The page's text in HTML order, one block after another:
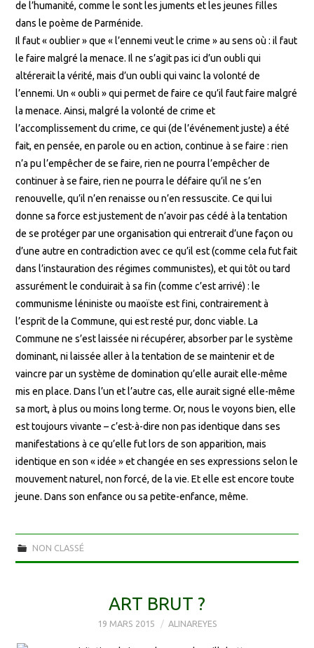
de l’humanité, comme le sont les juments et les jeunes filles
dans le poème de Parménide.
Il faut « oublier » que « l’ennemi veut le crime » au sens où : il faut
le faire malgré la menace. Il ne s’agit pas ici d’un oubli qui
altérerait la vérité, mais d’un oubli qui vainc la volonté de
l’ennemi. Un « oubli » qui permet de faire ce qu’il faut faire malgré
la menace. Ainsi, malgré la volonté de crime et
l’accomplissement du crime, ce qui (de l’événement juste) a été
fait, en pensée, en parole ou en action, continue à se faire : rien
n’a pu l’empêcher de se faire, rien ne pourra l’empêcher de
continuer à se faire, rien ne pourra le défaire qu’il ne s’en
renouvelle, qu’il n’en renaisse ou n’en ressuscite. Ce qui lui
donne sa force est justement de n’avoir pas cédé à la tentation
de se protéger par une organisation qui entrerait d’une façon ou
d’une autre en contradiction avec ce qu’il est (comme cela fut fait
dans l’instauration des régimes communistes), et qui tôt ou tard
assurément le conduirait à sa fin (comme c’est arrivé) : le
communisme léniniste ou maoïste est fini, contrairement à
l’esprit de la Commune, qui est resté pur, donc viable. La
Commune ne s’est laissée ni récupérer, absorber par le système
dominant, ni laissée aller à la tentation de se maintenir et de
vaincre par un système de domination qu’elle aurait elle-même
mis en place. Dans l’un et l’autre cas, elle aurait signé elle-même
sa mort, à plus ou moins long terme. Or, nous le voyons bien, elle
est toujours vivante – c’est-à-dire non pas identique dans ses
manifestations à ce qu’elle fut lors de son apparition, mais
identique en son « idée » et changée en ses expressions selon le
mouvement naturel, non forcé, de la vie. Et elle est encore toute
jeune. Dans son enfance ou sa petite-enfance, même.
NON CLASSÉ
ART BRUT ?
19 MARS 2015 ALINAREYES